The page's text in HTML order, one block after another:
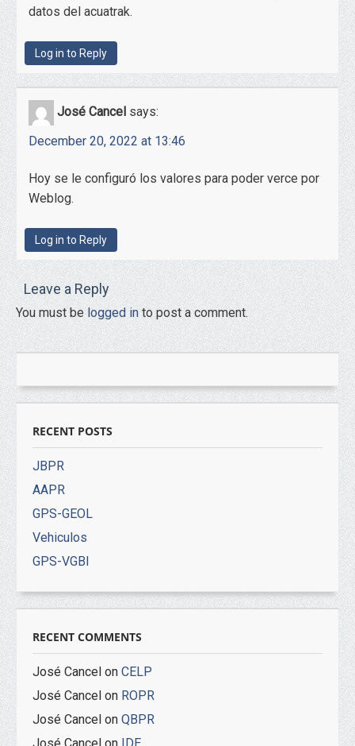
datos del acuatrak.
Log in to Reply
José Cancel says:
December 20, 2022 at 13:46
Hoy se le configuró los valores para poder verce por
Weblog.
Log in to Reply
Leave a Reply
You must belogged into post a comment.
RECENT POSTS
JBPR
AAPR
GPS-GEOL
Vehiculos
GPS-VGBI
RECENT COMMENTS
José Cancel on CELP
José Cancel on ROPR
José Cancel on QBPR